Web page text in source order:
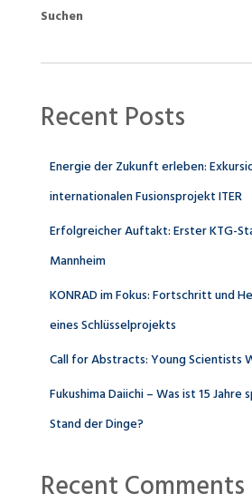
Suchen
Recent Posts
Energie der Zukunft erleben:
internationalen Fusionsprojekt ITER
Erfolgreicher Auftakt: Erster KTG-
Mannheim
KONRAD im Fokus: Fortschritt und
eines Schlüsselprojekts
Call for Abstracts: Young Scientists
Fukushima Daiichi – Was ist 15
Stand der Dinge?
Recent Comments